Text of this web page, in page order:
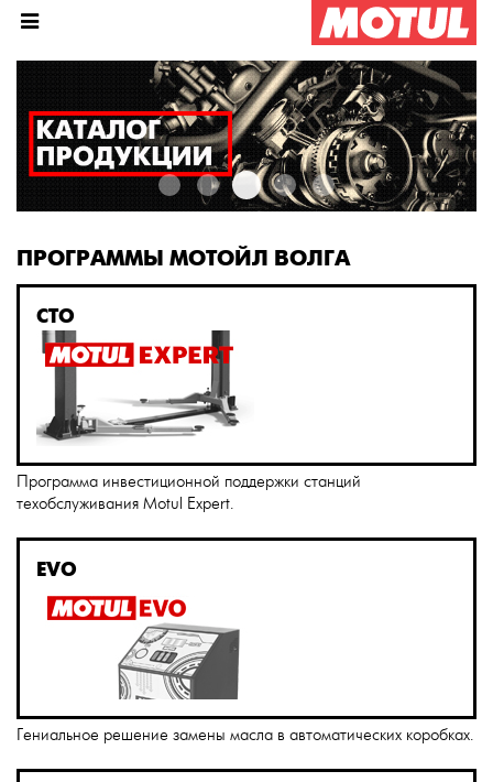
ПРОГРАММЫ МОТОЙЛ ВОЛГА
СТО
Программа инвестиционной поддержки станций
техобслуживания Motul Expert.
EVO
Гениальное решение замены масла в автоматических коробках.